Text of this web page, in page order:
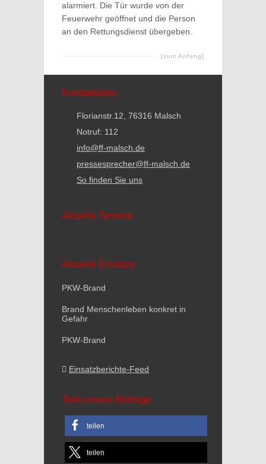
alarmiert. Die Tür wurde von der
Feuerwehr geöffnet und die Person
an den Rettungsdienst übergeben.
[zum Anfang]
Kontaktdaten
Florianstr.12, 76316 Malsch
Notruf: 112
info@ff-malsch.de
pressesprecher@ff-malsch.de
So finden Sie uns
Aktuelle Termine
Aktuelle Einsätze
PKW-Brand
Brand Menschenleben konkret in
Gefahr
PKW-Brand
Einsatzberichte-Feed
Teile unsere Beiträge
teilen
teilen